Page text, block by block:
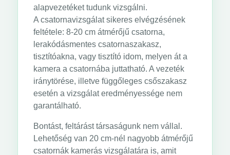
alapvezetéket tudunk vizsgálni.
A csatornavizsgálat sikeres elvégzésének
feltétele: 8-20 cm átmérőjű csatorna,
lerakódásmentes csatornaszakasz,
tisztítóakna, vagy tisztító idom, melyen át a
kamera a csatornába juttatható. A vezeték
iránytörése, illetve függőleges csőszakasz
esetén a vizsgálat eredményessége nem
garantálható.
Bontást, feltárást társaságunk nem vállal.
Lehetőség van 20 cm-nél nagyobb átmérőjű
csatornák kamerás vizsgálatára is, amit